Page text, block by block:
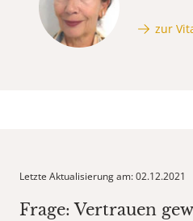
zur
Letzte Aktualisierung am: 02.12.2021
Frage: Vertrauen